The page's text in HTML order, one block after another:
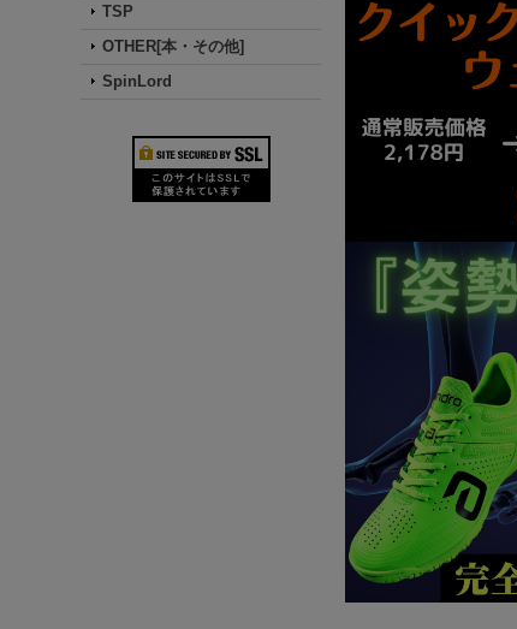
TSP
OTHER[本・その他]
SpinLord